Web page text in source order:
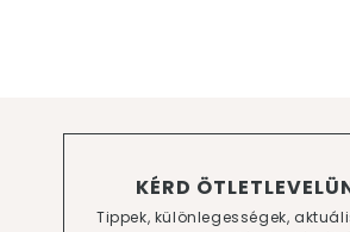
KÉRD
Tippek, különlegességek,